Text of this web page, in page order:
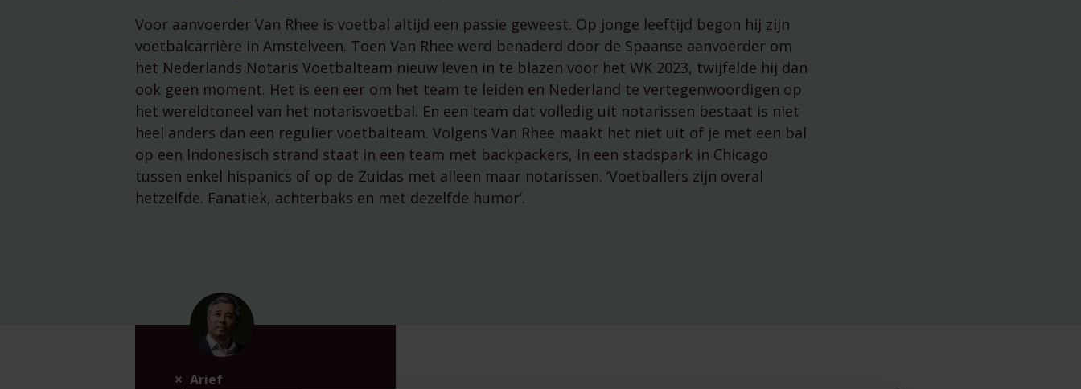
Voor aanvoerder Van Rhee is voetbal altijd een passie geweest. Op jonge leeftijd begon hij zijn
voetbalcarrière in Amstelveen. Toen Van Rhee werd benaderd door de Spaanse aanvoerder om
het Nederlands Notaris Voetbalteam nieuw leven in te blazen voor het WK 2023, twijfelde hij dan
ook geen moment. Het is een eer om het team te leiden en Nederland te vertegenwoordigen op
het wereldtoneel van het notarisvoetbal. En een team dat volledig uit notarissen bestaat is niet
heel anders dan een regulier voetbalteam. Volgens Van Rhee maakt het niet uit of je met een bal
op een Indonesisch strand staat in een team met backpackers, in een stadspark in Chicago
tussen enkel hispanics of op de Zuidas met alleen maar notarissen. ‘Voetballers zijn overal
hetzelfde. Fanatiek, achterbaks en met dezelfde humor’.
Arief